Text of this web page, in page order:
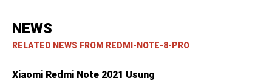
NEWS
RELATED NEWS FROM REDMI-NOTE-8-PRO
Xiaomi Redmi Note 2021 Usung